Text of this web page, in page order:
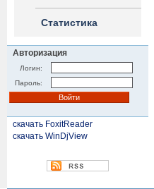
Статистика
Авторизация
Логин:
Пароль:
скачать FoxitReader
скачать WinDjView